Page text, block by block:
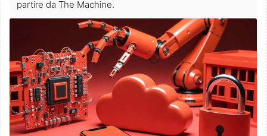
partire da The Machine.